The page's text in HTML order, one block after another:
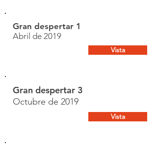
Gran despertar 1
Abril de 2019
Vista
Gran despertar 3
Octubre de 2019
Vista